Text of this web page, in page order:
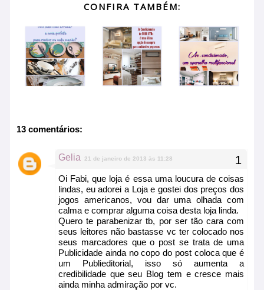
CONFIRA TAMBÉM:
13 comentários:
Gelia 21 de janeiro de 2013 às 11:28
Oi Fabi, que loja é essa uma loucura de coisas
lindas, eu adorei a Loja e gostei dos preços dos
jogos americanos, vou dar uma olhada com
calma e comprar alguma coisa desta loja linda.
Quero te parabenizar tb, por ser tão cara com
seus leitores não bastasse vc ter colocado nos
seus marcadores que o post se trata de uma
Publicidade ainda no copo do post coloca que é
um Publieditorial, isso só aumenta a
credibilidade que seu Blog tem e cresce mais
ainda minha admiração por vc.